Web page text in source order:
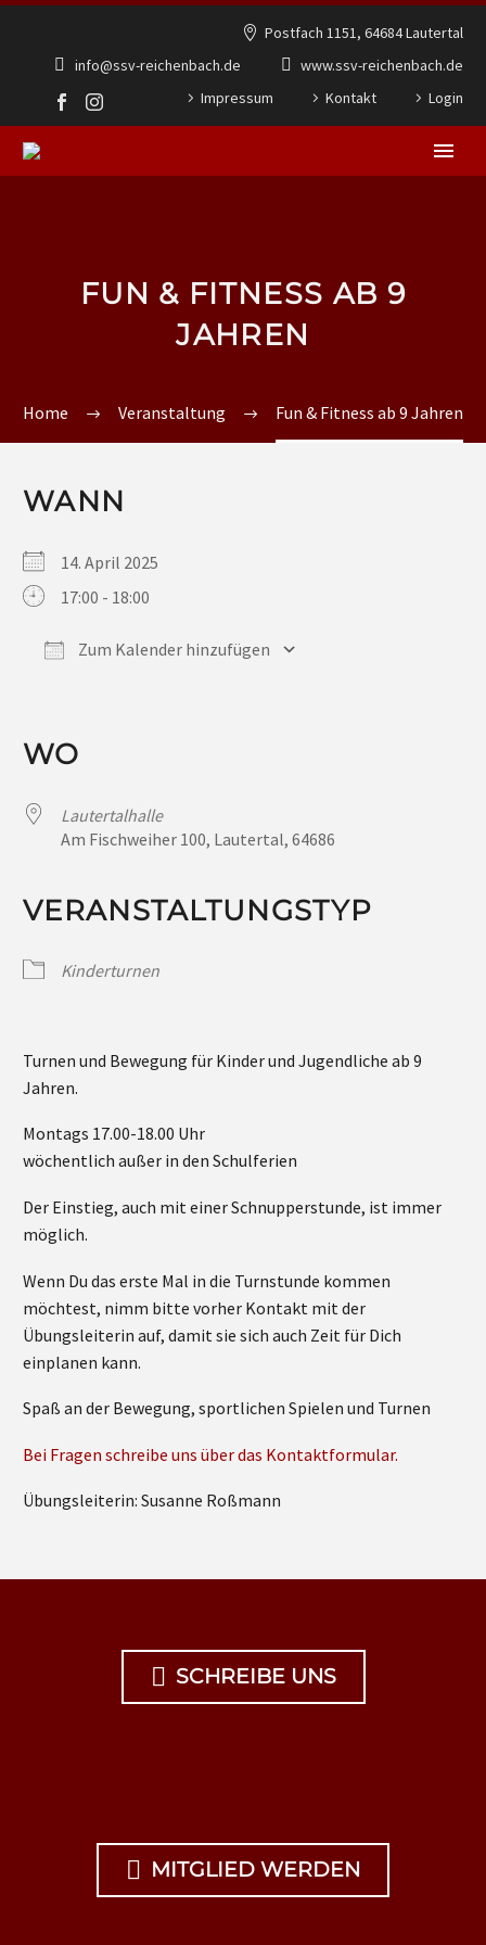
Postfach 1151, 64684 Lautertal
info@ssv-reichenbach.de
www.ssv-reichenbach.de
Impressum
Kontakt Login
FUN & FITNESS AB 9
JAHREN
Home Veranstaltung Fun & Fitness ab 9 Jahren
WANN
14. April 2025
17:00 - 18:00
Zum Kalender hinzufügen
WO
Lautertalhalle
Am Fischweiher 100, Lautertal, 64686
VERANSTALTUNGSTYP
Kinderturnen
Turnen und Bewegung für Kinder und Jugendliche ab 9
Jahren.
Montags 17.00-18.00 Uhr
wöchentlich außer in den Schulferien
Der Einstieg, auch mit einer Schnupperstunde, ist immer
möglich.
Wenn Du das erste Mal in die Turnstunde kommen
möchtest, nimm bitte vorher Kontakt mit der
Übungsleiterin auf, damit sie sich auch Zeit für Dich
einplanen kann.
Spaß an der Bewegung, sportlichen Spielen und Turnen
Bei Fragen schreibe uns über das Kontaktformular.
Übungsleiterin: Susanne Roßmann
 SCHREIBE UNS
 MITGLIED WERDEN